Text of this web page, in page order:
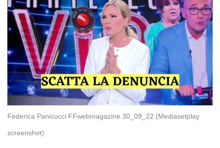
Federica Panicucci FFwebmagazine 30_09_22 (Mediasetplay
screenshot)